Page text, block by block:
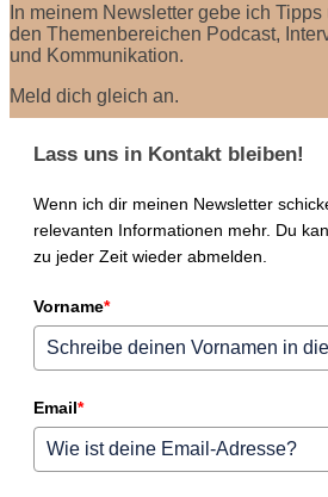
In meinem Newsletter gebe ich
den Themenbereichen Podcast,
und Kommunikation.
Meld dich gleich an.
Lass uns in Kontakt bleiben!
Wenn ich dir meinen Newsletter
relevanten Informationen mehr. Du
zu jeder Zeit wieder abmelden.
Vorname*
Email*